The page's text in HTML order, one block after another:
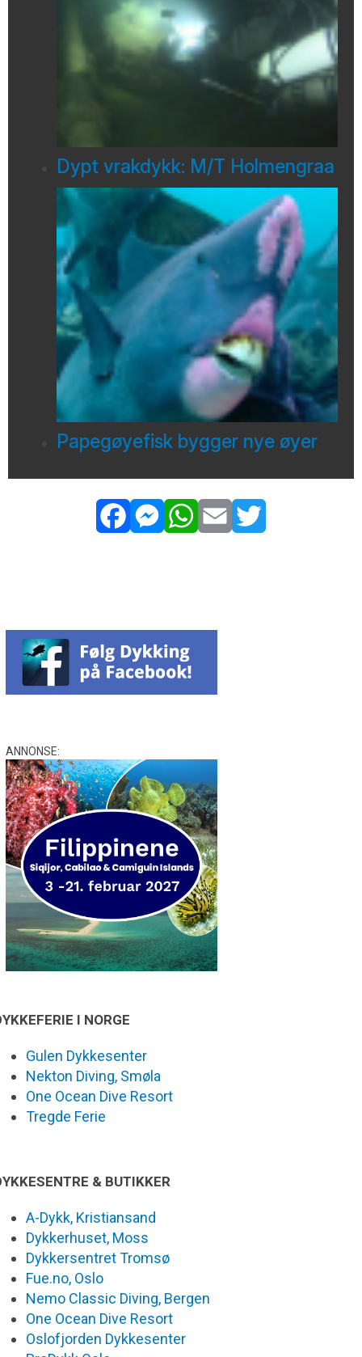
Dypt vrakdykk: M/T Holmengraa
Papegøyefisk bygger nye øyer
ANNONSE:
I NORGE
Gulen Dykkesenter
Nekton Diving, Smøla
One Ocean Dive Resort
Tregde Ferie
& BUTIKKER
A-Dykk, Kristiansand
Dykkerhuset, Moss
Dykkersentret Tromsø
Fue.no, Oslo
Nemo Classic Diving, Bergen
One Ocean Dive Resort
Oslofjorden Dykkesenter